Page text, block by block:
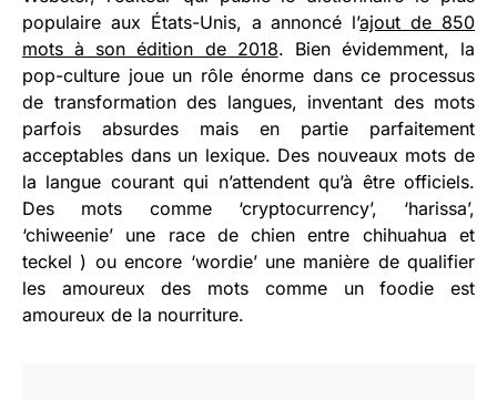
populaire aux États-Unis, a annoncé l’ajout de 850
mots à son édition de 2018. Bien évidemment, la
pop-culture joue un rôle énorme dans ce processus
de transformation des langues, inventant des mots
parfois absurdes mais en partie parfaitement
acceptables dans un lexique. Des nouveaux mots de
la langue courant qui n’attendent qu’à être officiels.
Des mots comme ‘cryptocurrency’, ‘harissa’,
‘chiweenie’ une race de chien entre chihuahua et
teckel ) ou encore ‘wordie’ une manière de qualifier
les amoureux des mots comme un foodie est
amoureux de la nourriture.